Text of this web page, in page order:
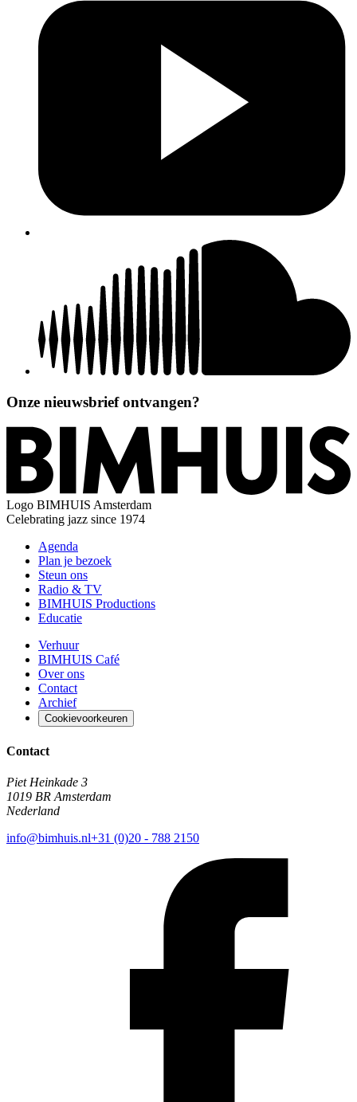
Onze nieuwsbrief ontvangen?
Logo BIMHUIS Amsterdam
Celebrating jazz since 1974
Agenda
Plan je bezoek
Steun ons
Radio & TV
BIMHUIS Productions
Educatie
Verhuur
BIMHUIS Café
Over ons
Contact
Archief
Cookievoorkeuren
Contact
Piet Heinkade 3
1019 BR Amsterdam
Nederland
info@bimhuis.nl+31 (0)20 - 788 2150